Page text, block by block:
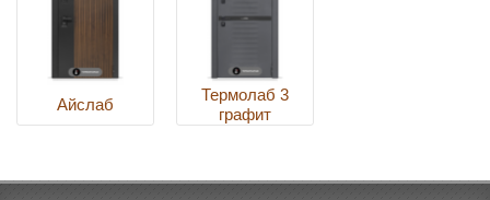
Айслаб
Термолаб 3
графит